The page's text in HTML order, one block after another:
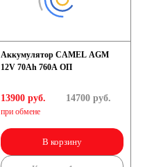
Аккумулятор CAMEL AGM
12V 70Ah 760А ОП
13900 руб.
при обмене
14700руб.
В корзину